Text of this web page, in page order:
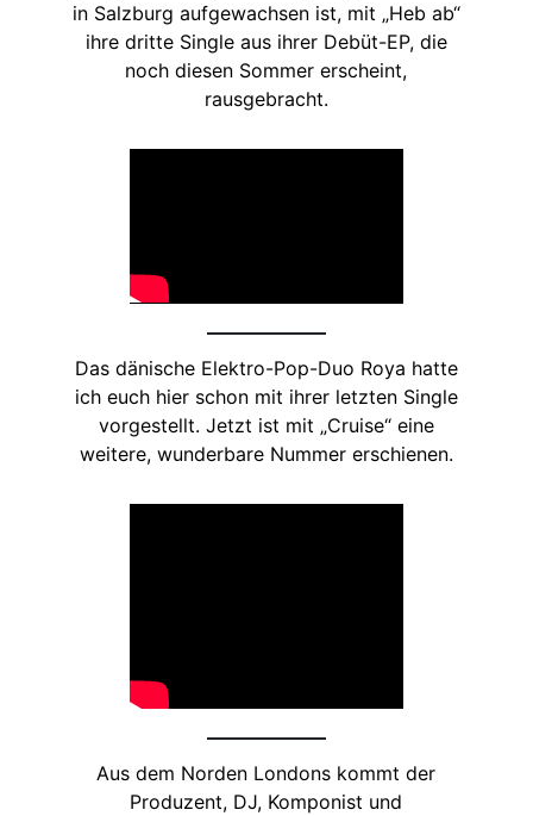
in Salzburg aufgewachsen ist, mit „Heb ab“
ihre dritte Single aus ihrer Debüt-EP, die
noch diesen Sommer erscheint,
rausgebracht.
Das dänische Elektro-Pop-Duo Roya hatte
ich euch hier schon mit ihrer letzten Single
vorgestellt. Jetzt ist mit „Cruise“ eine
weitere, wunderbare Nummer erschienen.
Aus dem Norden Londons kommt der
Produzent, DJ, Komponist und